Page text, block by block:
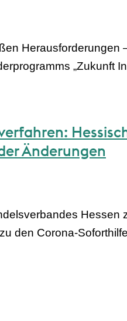
„Zukunft
Änderungen
den Corona-